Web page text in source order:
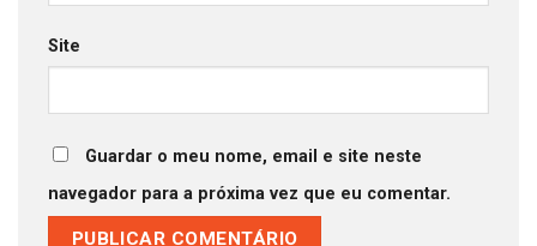
Site
Guardar o meu nome, email e site neste
navegador para a próxima vez que eu comentar.